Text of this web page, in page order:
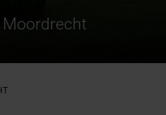
Moordrecht